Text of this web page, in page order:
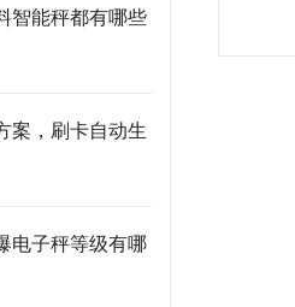
智能秤都有哪些
案，刷卡自动生
电子秤等级有哪